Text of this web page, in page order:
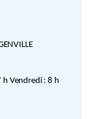
h Vendredi : 8 h